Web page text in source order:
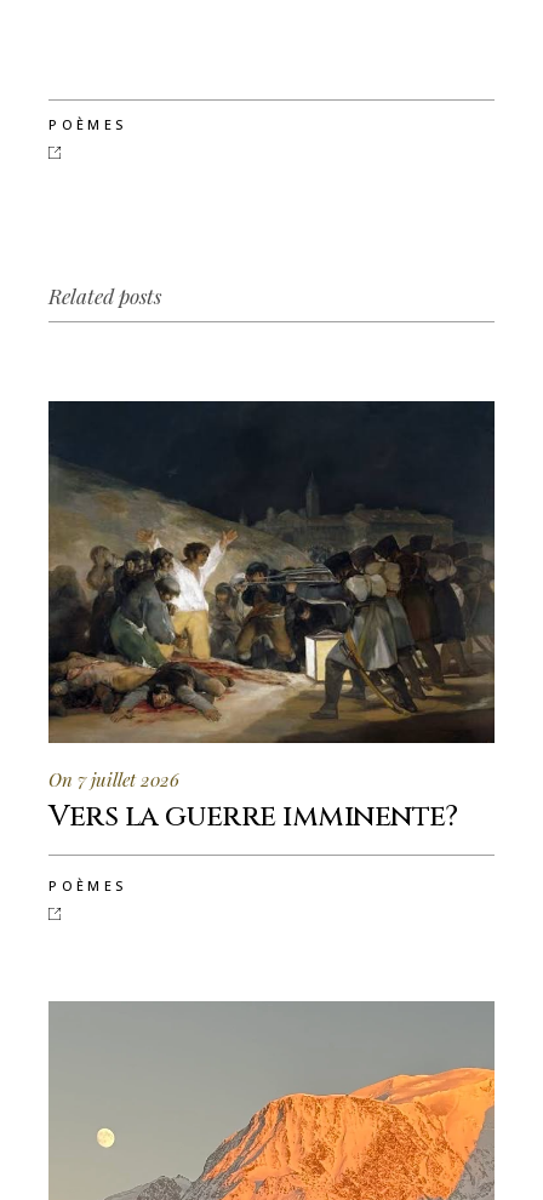
POÈMES
Related posts
On 7 juillet 2026
Vers la guerre imminente?
POÈMES